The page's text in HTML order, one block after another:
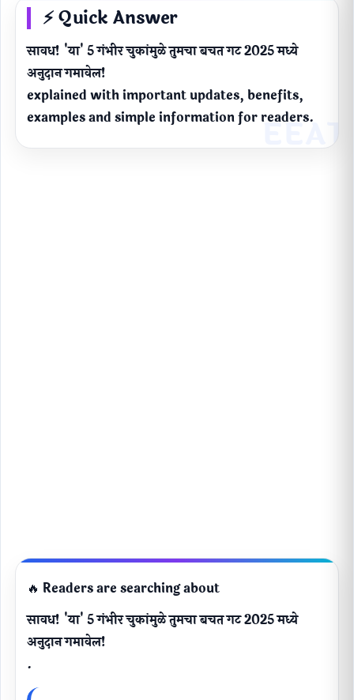
⚡ Quick Answer
सावध! 'या' 5 गंभीर चुकांमुळे तुमचा बचत गट 2025 मध्ये
अनुदान गमावेल!
explained with important updates, benefits,
examples and simple information for readers.
🔥 Readers are searching about
सावध! 'या' 5 गंभीर चुकांमुळे तुमचा बचत गट 2025 मध्ये
अनुदान गमावेल!
.